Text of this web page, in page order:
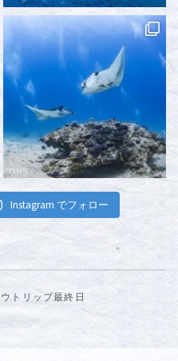
Instagram でフォロー
トリップ最終日